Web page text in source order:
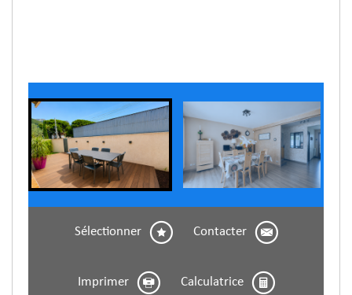
Sélectionner Contacter
Imprimer Calculatrice